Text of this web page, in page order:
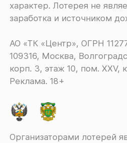
характер. Лотерея не
заработка и источником
АО «ТК «Центр», ОГРН
109316, Москва,
корп. 3, этаж 10, пом. XXV,
Реклама. 18+
Организаторами лотерей